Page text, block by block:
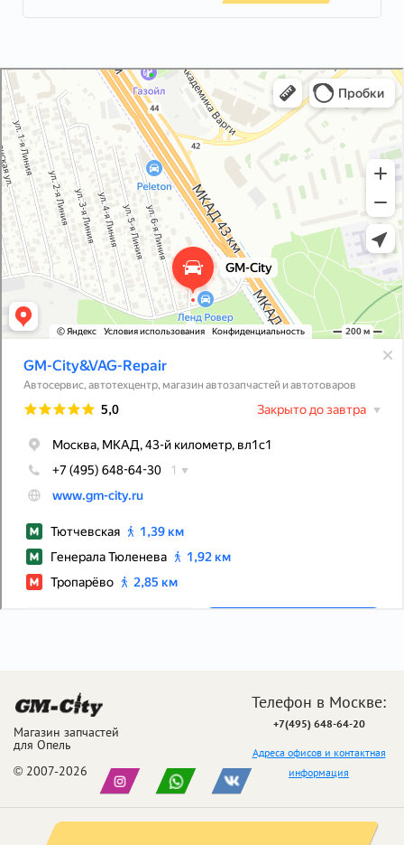
GM-City&VAG-Repair
Автосервис, автотехцентр в Москве
Магазин автозапчастей и автотоваров в Москве
Магазин запчастей
для Опель
© 2007-2026
Телефон в Москве:
+7(495) 648-64-20
Адреса офисов и контактная
информация